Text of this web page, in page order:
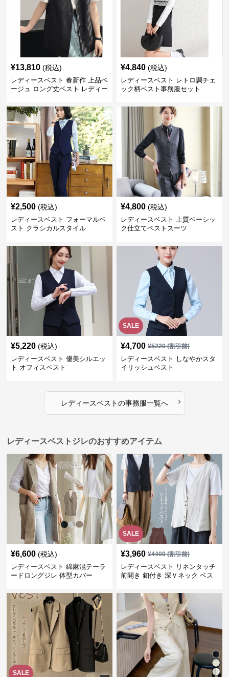
¥13,810 (税込)
レディースベスト 春新作 上品ベ
ージュ ロング丈ベスト レディー
¥4,840 (税込)
レディースベスト レトロ調チェ
ック柄ベスト事務服セット
¥2,500 (税込)
レディースベスト フォーマルベ
スト クラシカルスタイル
¥4,800 (税込)
レディースベスト 上質ベーシッ
ク仕立てベストスーツ
¥5,220 (税込)
レディースベスト 優美シルエッ
ト オフィスベスト
SALE
¥4,700 ¥5220(割引前)
レディースベスト しなやかスタ
イリッシュベスト
レディースベストの事務服一覧へ ›
レディースベストジレのおすすめアイテム
¥6,600 (税込)
レディースベスト 綿麻混テーラ
ードロングジレ 体型カバー
SALE
¥3,960 ¥4400(割引前)
レディースベスト リネンタッチ
前開き 釦付き 深Ｖネック ベス
SALE